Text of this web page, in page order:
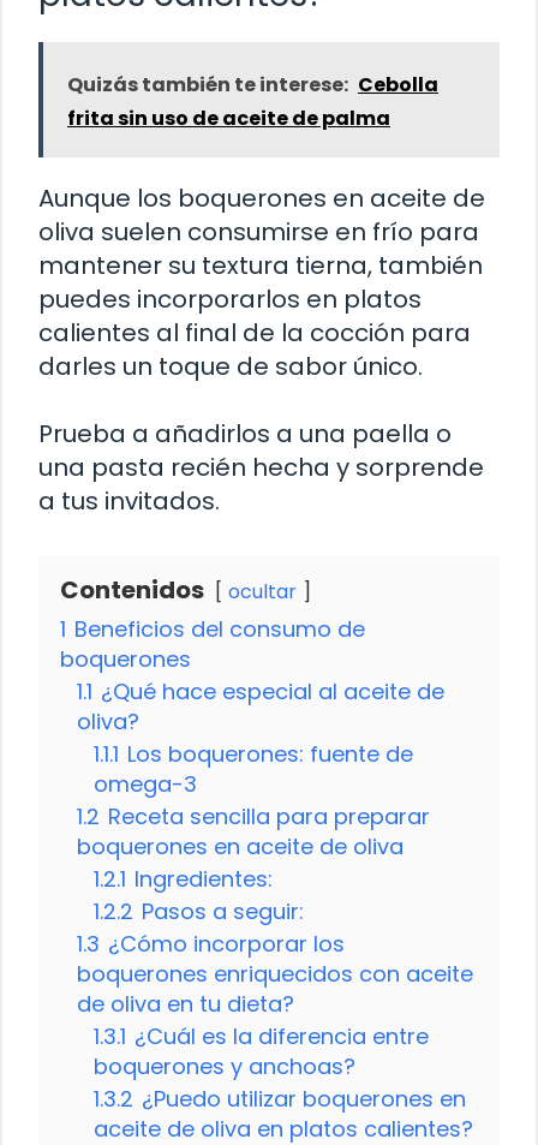
Quizás también te interese: Cebolla
frita sin uso de aceite de palma
Aunque los boquerones en aceite de
oliva suelen consumirse en frío para
mantener su textura tierna, también
puedes incorporarlos en platos
calientes al final de la cocción para
darles un toque de sabor único.
Prueba a añadirlos a una paella o
una pasta recién hecha y sorprende
a tus invitados.
Contenidos ocultar
1 Beneficios del consumo de
boquerones
1.1 ¿Qué hace especial al aceite de
oliva?
1.1.1 Los boquerones: fuente de
omega-3
1.2 Receta sencilla para preparar
boquerones en aceite de oliva
1.2.1 Ingredientes:
1.2.2 Pasos a seguir:
1.3 ¿Cómo incorporar los
boquerones enriquecidos con aceite
de oliva en tu dieta?
1.3.1 ¿Cuál es la diferencia entre
boquerones y anchoas?
1.3.2 ¿Puedo utilizar boquerones en
aceite de oliva en platos calientes?